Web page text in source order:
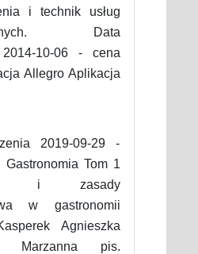
i technik usług
Data
2014-10-06 - cena
Allegro Aplikacja
2019-09-29 -
Gastronomia Tom 1
i zasady
w gastronomii
Agnieszka
Marzanna pis.